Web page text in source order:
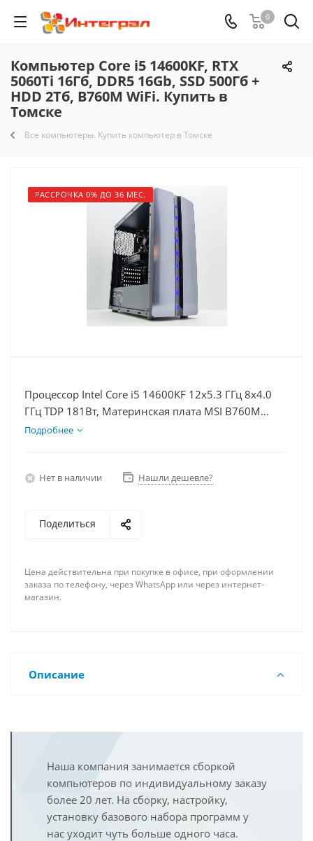
0
Компьютер Core i5 14600KF, RTX
5060Ti 16Гб, DDR5 16Gb, SSD 500Гб +
HDD 2Тб, B760M WiFi. Купить в
Томске
Все компьютеры. Купить компьютер в Томске
РАССРОЧКА 0% ДО 36 МЕС.
Процессор Intel Core i5 14600KF 12x5.3 ГГц 8x4.0
ГГц TDP 181Вт, Материнская плата MSI B760M
BOMBER WIFI D5, Видеокарта RTX 5060Ti 16Гб,
Подробнее
Нет в наличии Нашли дешевле?
Поделиться
Цена действительна при покупке в офисе, при оформлении
заказа по телефону, через WhatsApp или через интернет-
магазин.
Описание
Наша компания занимается сборкой
компьютеров по индивидуальному заказу
более 20 лет. На сборку, настройку,
установку базового набора программ у
нас уходит чуть больше одного часа.